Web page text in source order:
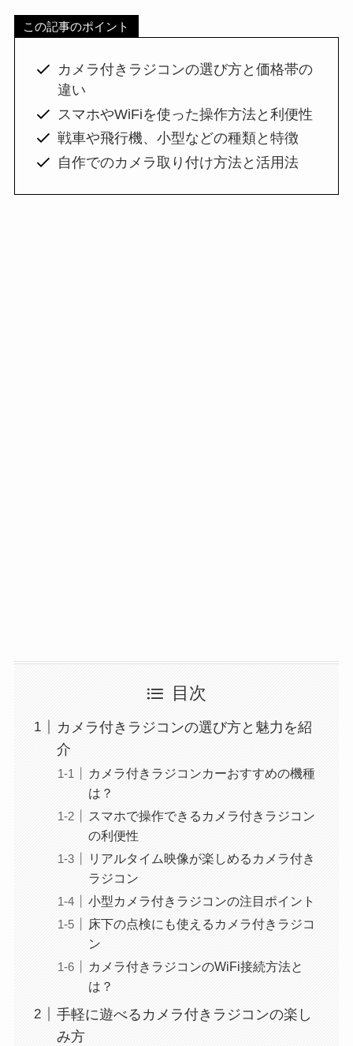
この記事のポイント
カメラ付きラジコンの選び方と価格帯の
違い
スマホやWiFiを使った操作方法と利便性
戦車や飛行機、小型などの種類と特徴
自作でのカメラ取り付け方法と活用法
目次
カメラ付きラジコンの選び方と魅力を紹
介
カメラ付きラジコンカーおすすめの機種
は？
スマホで操作できるカメラ付きラジコン
の利便性
リアルタイム映像が楽しめるカメラ付き
ラジコン
小型カメラ付きラジコンの注目ポイント
床下の点検にも使えるカメラ付きラジコ
ン
カメラ付きラジコンのWiFi接続方法と
は？
手軽に遊べるカメラ付きラジコンの楽し
み方